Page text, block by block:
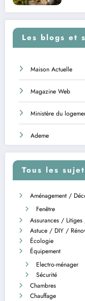
Les blogs et
Maison Actuelle
Magazine Web
Ministère du
Ademe
Tous les
Aménagement /
Fenêtre
Assurances /
Astuce / DIY /
Écologie
Équipement
Electro-ménager
Sécurité
Chambres
Chauffage